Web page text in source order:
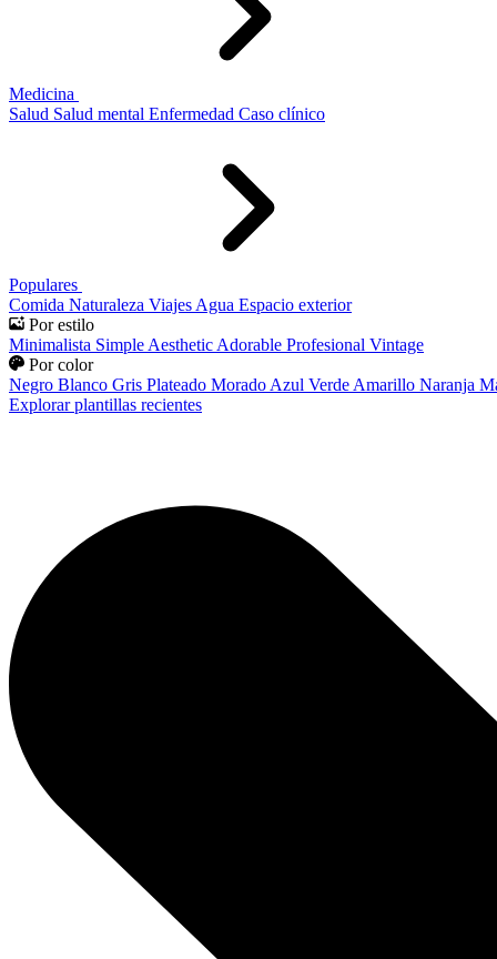
Medicina
Salud Salud mental Enfermedad Caso clínico
Populares
Comida Naturaleza Viajes Agua Espacio exterior
Por estilo
Minimalista Simple Aesthetic Adorable Profesional Vintage
Por color
Negro Blanco Gris Plateado Morado Azul Verde Amarillo Naranja
Explorar plantillas recientes